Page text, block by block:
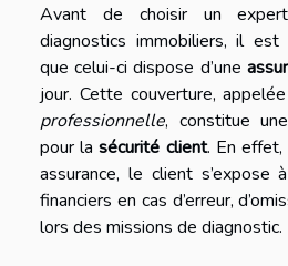
Avant de choisir un
diagnostics immobiliers, il est
que celui-ci dispose d’une
jour. Cette couverture, appelée
professionnelle, constitue une
pour lasécurité client. En effet,
assurance, le client s’expose
financiers en cas d’erreur,
lors des missions de diagnostic.